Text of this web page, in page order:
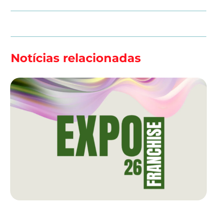
Notícias relacionadas